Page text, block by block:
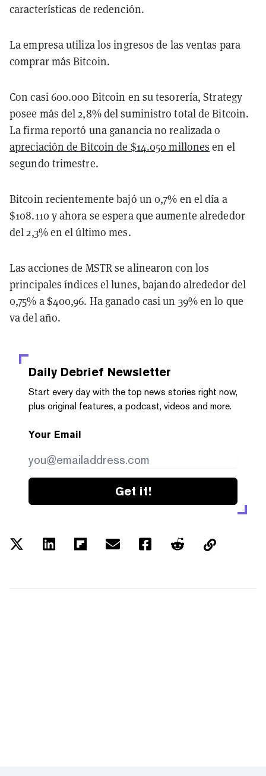
características de redención.
La empresa utiliza los ingresos de las ventas para
comprar más Bitcoin.
Con casi 600.000 Bitcoin en su tesorería, Strategy
posee más del 2,8% del suministro total de Bitcoin.
La firma reportó una ganancia no realizada o
apreciación de Bitcoin de $14.050 millones en el
segundo trimestre.
Bitcoin recientemente bajó un 0,7% en el día a
$108.110 y ahora se espera que aumente alrededor
del 2,3% en el último mes.
Las acciones de MSTR se alinearon con los
principales índices el lunes, bajando alrededor del
0,75% a $400,96. Ha ganado casi un 39% en lo que
va del año.
Daily Debrief Newsletter
Start every day with the top news stories right now,
plus original features, a podcast, videos and more.
Your Email
Get it!